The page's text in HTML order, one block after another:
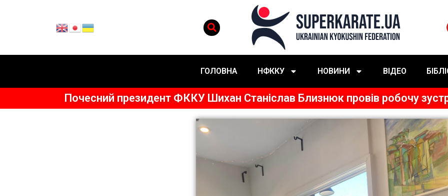
ГОЛОВНА НФККУ НОВИНИ ВІДЕО
Почесний президент ФККУ Шихан Станіслав Близнюк провів робочу